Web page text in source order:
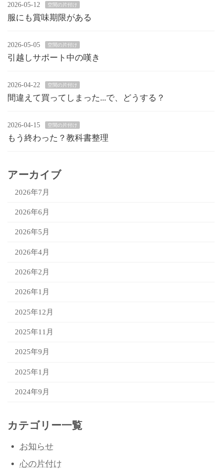
2026-05-12 空間の片付け
服にも賞味期限がある
2026-05-05 空間の片付け
引越しサポート中の嘆き
2026-04-22 空間の片付け
間違えて買ってしまった...で、どうする？
2026-04-15 空間の片付け
もう終わった？教科書整理
アーカイブ
2026年7月
2026年6月
2026年5月
2026年4月
2026年2月
2026年1月
2025年12月
2025年11月
2025年9月
2025年1月
2024年9月
カテゴリー一覧
お知らせ
心の片付け